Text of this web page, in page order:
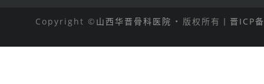
Copyright © 山西华晋骨科医院 • 版权所有丨 晋ICP